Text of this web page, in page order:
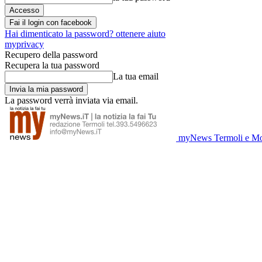
Fai il login con facebook
Hai dimenticato la password? ottenere aiuto
myprivacy
Recupero della password
Recupera la tua password
La tua email
La password verrà inviata via email.
myNews Termoli e